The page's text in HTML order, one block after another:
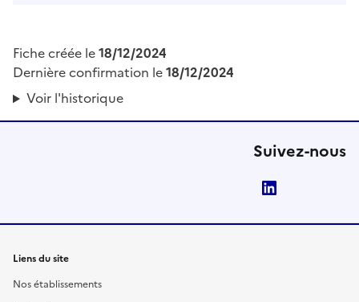
Fiche créée le18/12/2024
Dernière confirmation le18/12/2024
Voir l'historique
Suivez-nous
Liens du site
Nos établissements